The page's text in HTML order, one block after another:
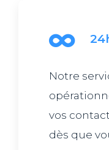
Notre
vos
dès que